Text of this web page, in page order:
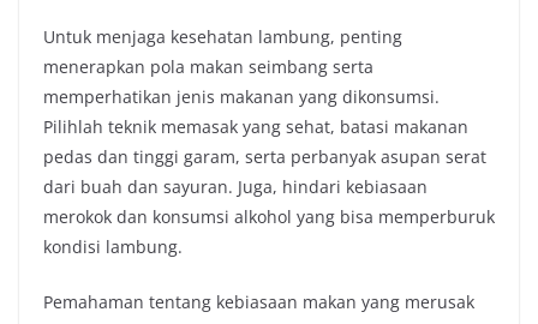
Untuk menjaga kesehatan lambung, penting
menerapkan pola makan seimbang serta
memperhatikan jenis makanan yang dikonsumsi.
Pilihlah teknik memasak yang sehat, batasi makanan
pedas dan tinggi garam, serta perbanyak asupan serat
dari buah dan sayuran. Juga, hindari kebiasaan
merokok dan konsumsi alkohol yang bisa memperburuk
kondisi lambung.
Pemahaman tentang kebiasaan makan yang merusak